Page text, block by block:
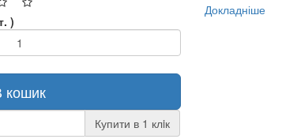
)
кошик
Купити в 1 клiк
Докладніше